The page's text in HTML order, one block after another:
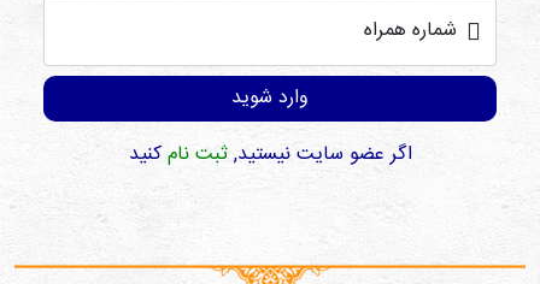
شماره همراه
وارد شوید
اگر عضو سایت نیستید,ثبت نامکنید